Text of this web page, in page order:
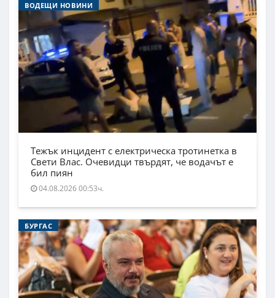
ВОДЕЩИ НОВИНИ
Тежък инцидент с електрическа тротинетка в
Свети Влас. Очевидци твърдят, че водачът е
бил пиян
04.08.2026 00:53ч.
БУРГАС